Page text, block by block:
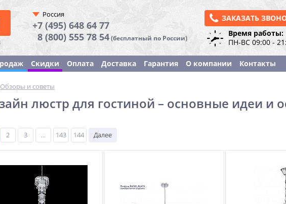
Россия
+7 (495) 648 64 77
8 (800) 555 78 54(бесплатный по России)
ЗАКАЗАТЬ
Время работы:
ПН-ВС 09:00 -
Скидки Оплата Доставка Гарантия О компании Контакты
Обзоры и советы
люстр для гостиной – основные идеи и
2 3 ... 143 144 Далее